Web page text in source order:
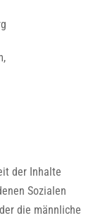
der Inhalte
Sozialen
die männliche